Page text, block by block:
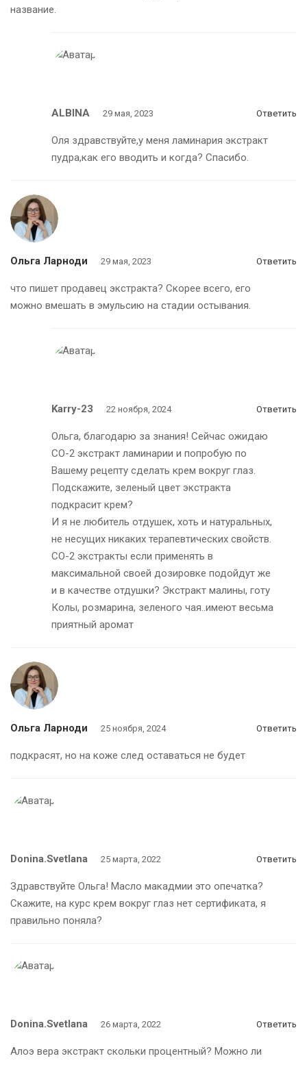
название.
ALBINA 29 мая, 2023 Ответить
Оля здравствуйте,у меня ламинария экстракт
пудра,как его вводить и когда? Спасибо.
Ольга Ларноди 29 мая, 2023 Ответить
что пишет продавец экстракта? Скорее всего, его
можно вмешать в эмульсию на стадии остывания.
Karry-23 22 ноября, 2024 Ответить
Ольга, благодарю за знания! Сейчас ожидаю
СО-2 экстракт ламинарии и попробую по
Вашему рецепту сделать крем вокруг глаз.
Подскажите, зеленый цвет экстракта
подкрасит крем?
И я не любитель отдушек, хоть и натуральных,
не несущих никаких терапевтических свойств.
СО-2 экстракты если применять в
максимальной своей дозировке подойдут же
и в качестве отдушки? Экстракт малины, готу
Колы, розмарина, зеленого чая..имеют весьма
приятный аромат
Ольга Ларноди 25 ноября, 2024 Ответить
подкрасят, но на коже след оставаться не будет
Donina.svetlana 25 марта, 2022 Ответить
Здравствуйте Ольга! Масло макадмии это опечатка?
Скажите, на курс крем вокруг глаз нет сертификата, я
правильно поняла?
Donina.svetlana 26 марта, 2022 Ответить
Алоэ вера экстракт скольки процентный? Можно ли